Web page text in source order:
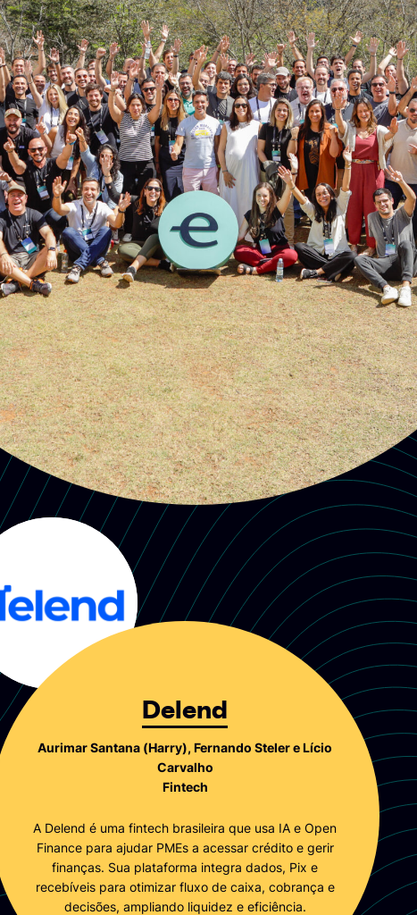
Delend
Aurimar Santana (Harry), Fernando Steler e Lício
Carvalho
Fintech
A Delend é uma fintech brasileira que usa IA e Open
Finance para ajudar PMEs a acessar crédito e gerir
finanças. Sua plataforma integra dados, Pix e
recebíveis para otimizar fluxo de caixa, cobrança e
decisões, ampliando liquidez e eficiência.